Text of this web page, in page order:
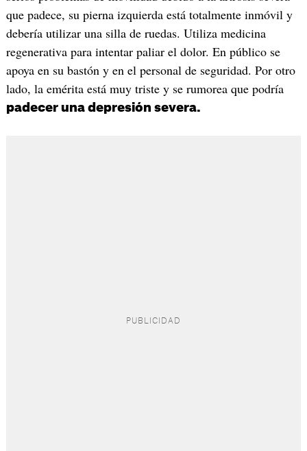
que padece, su pierna izquierda está totalmente inmóvil y
debería utilizar una silla de ruedas. Utiliza medicina
regenerativa para intentar paliar el dolor. En público se
apoya en su bastón y en el personal de seguridad. Por otro
lado, la emérita está muy triste y se rumorea que podría
padecer una depresión severa.